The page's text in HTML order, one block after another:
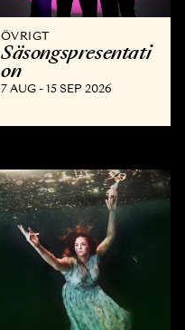
ÖVRIGT
Säsongspresentati
on
7 AUG - 15 SEP 2026